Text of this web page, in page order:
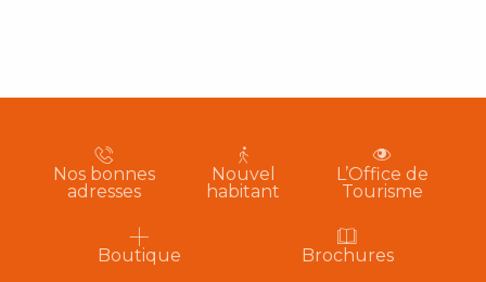
Nos bonnes
adresses
Nouvel
habitant
L’Office de
Tourisme
Boutique Brochures